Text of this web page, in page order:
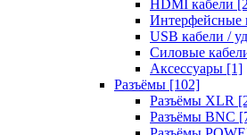
HDMI кабели
Интерфейсные
USB кабели /
Силовые
Аксессуары [1]
Разъёмы [102]
Разъёмы XLR
Разъёмы BNC